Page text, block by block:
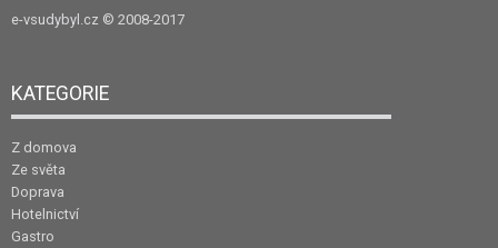
e-vsudybyl.cz © 2008-2017
KATEGORIE
Z domova
Ze světa
Doprava
Hotelnictví
Gastro